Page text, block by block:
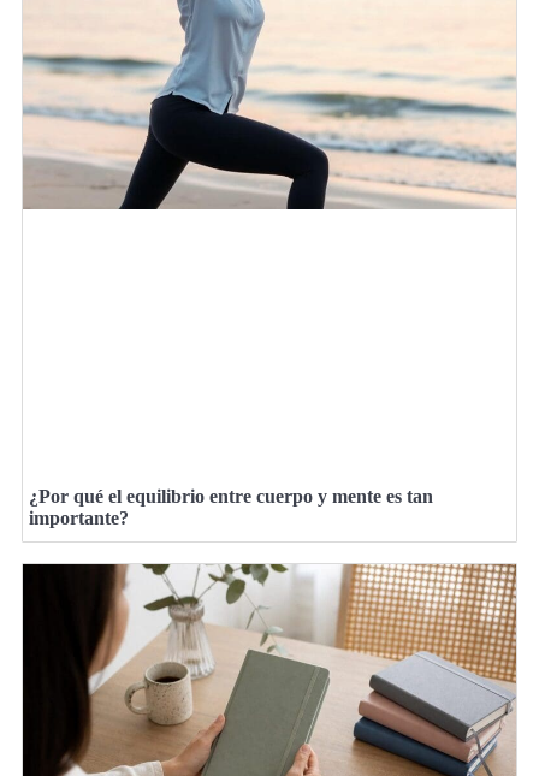
¿Por qué el equilibrio entre cuerpo y mente es tan
importante?